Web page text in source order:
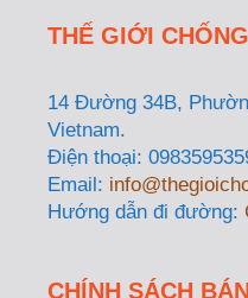
THẾ GIỚI
14 Đường 34B,
Vietnam.
Điện thoại:
Email:
Hướng dẫn đi đường:
CHÍNH SÁCH